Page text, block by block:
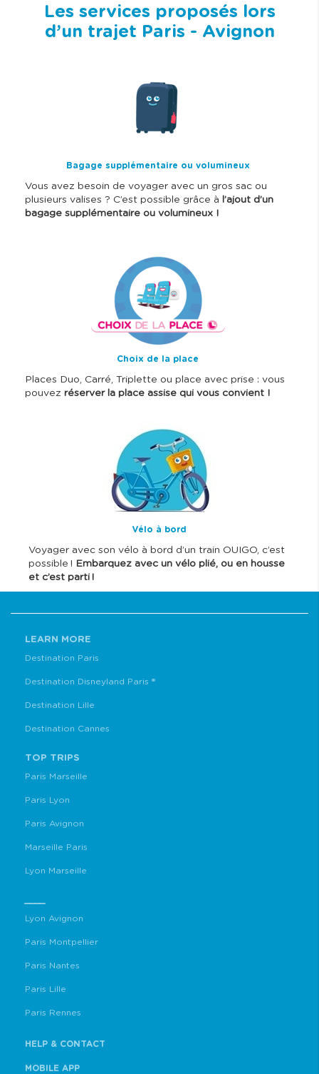
Les services proposés lors
d’un trajet Paris - Avignon
Bagage supplémentaire ou volumineux
Vous avez besoin de voyager avec un gros sac ou
plusieurs valises ? C’est possible grâce à l’ajout d’un
bagage supplémentaire ou volumineux !
Choix de la place
Places Duo, Carré, Triplette ou place avec prise : vous
pouvez réserver la place assise qui vous convient !
Vélo à bord
Voyager avec son vélo à bord d’un train OUIGO, c’est
possible ! Embarquez avec un vélo plié, ou en housse
et c’est parti !
LEARN MORE
Destination Paris
Destination Disneyland Paris ®
Destination Lille
Destination Cannes
TOP TRIPS
Paris Marseille
Paris Lyon
Paris Avignon
Marseille Paris
Lyon Marseille
Lyon Avignon
Paris Montpellier
Paris Nantes
Paris Lille
Paris Rennes
HELP & CONTACT
MOBILE APP